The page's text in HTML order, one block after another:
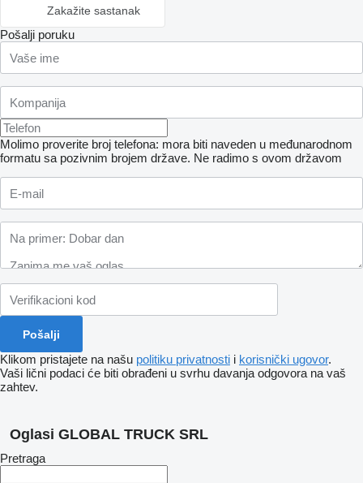
Zakažite sastanak
Pošalji poruku
Molimo proverite broj telefona: mora biti naveden u međunarodnom
formatu sa pozivnim brojem države. Ne radimo s ovom državom
Klikom pristajete na našu politiku privatnosti i korisnički ugovor.
Vaši lični podaci će biti obrađeni u svrhu davanja odgovora na vaš
zahtev.
Oglasi GLOBAL TRUCK SRL
Pretraga